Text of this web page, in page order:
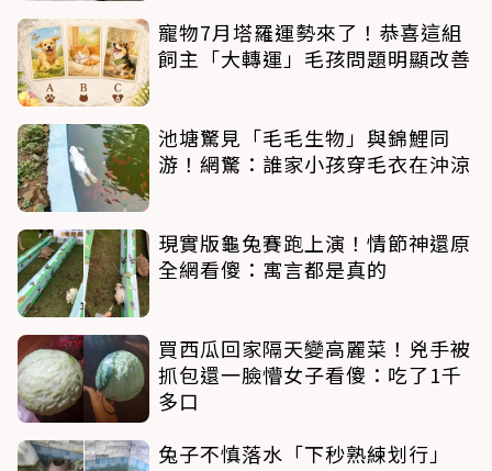
寵物7月塔羅運勢來了！恭喜這組
飼主「大轉運」毛孩問題明顯改善
池塘驚見「毛毛生物」與錦鯉同
游！網驚：誰家小孩穿毛衣在沖涼
現實版龜兔賽跑上演！情節神還原
全網看傻：寓言都是真的
買西瓜回家隔天變高麗菜！兇手被
抓包還一臉懵女子看傻：吃了1千
多口
兔子不慎落水「下秒熟練划行」